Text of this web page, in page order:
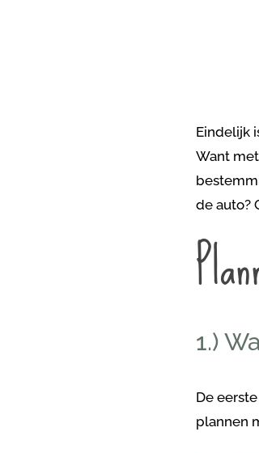
Eindelijk
Want
de auto?
1.)
De
plannen